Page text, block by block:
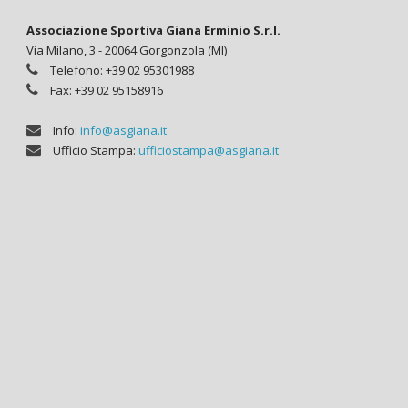
Associazione Sportiva Giana Erminio S.r.l.
Via Milano, 3 - 20064 Gorgonzola (MI)
Telefono: +39 02 95301988
Fax: +39 02 95158916
Info: info@asgiana.it
Ufficio Stampa: ufficiostampa@asgiana.it